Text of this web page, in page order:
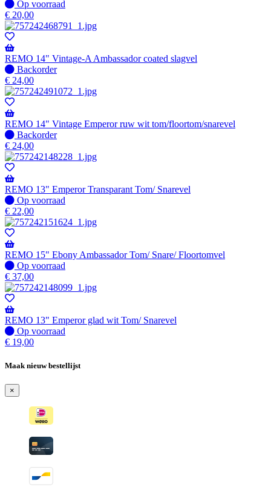
Op
voorraad
Op voorraad
€ 20,00
REMO 14" Vintage-A Ambassador coated slagvel
Niet
op
voorraad
-
Wordt
verzonden
wanneer
beschikbaar
Backorder
€ 24,00
REMO 14" Vintage Emperor ruw wit tom/floortom/snarevel
Niet
op
voorraad
-
Wordt
verzonden
wanneer
beschikbaar
Backorder
€ 24,00
REMO 13" Emperor Transparant Tom/ Snarevel
Op
voorraad
Op voorraad
€ 22,00
REMO 15" Ebony Ambassador Tom/ Snare/ Floortomvel
Op
voorraad
Op voorraad
€ 37,00
REMO 13" Emperor glad wit Tom/ Snarevel
Op
voorraad
Op voorraad
€ 19,00
Maak nieuw bestellijst
×